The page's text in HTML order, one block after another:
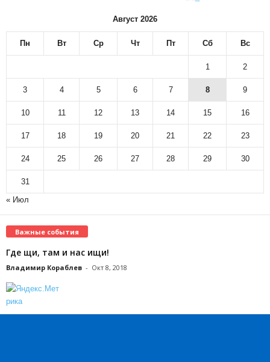
Август 2026
Пн Вт Ср Чт Пт Сб Вс
1 2
3 4 5 6 7 8 9
10 11 12 13 14 15 16
17 18 19 20 21 22 23
24 25 26 27 28 29 30
31
« Июл
Важные события
Где щи, там и нас ищи!
Владимир Кораблев - Окт 8, 2018